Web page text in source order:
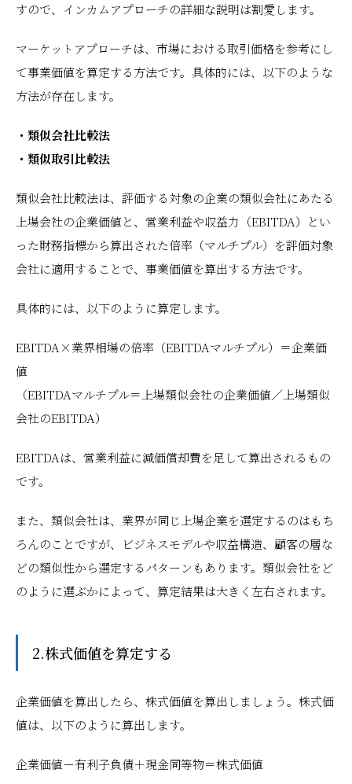
すので、インカムアプローチの詳細な説明は割愛します。
マーケットアプローチは、市場における取引価格を参考にし
て事業価値を算定する方法です。具体的には、以下のような
方法が存在します。
・類似会社比較法
・類似取引比較法
類似会社比較法は、評価する対象の企業の類似会社にあたる
上場会社の企業価値と、営業利益や収益力（EBITDA）とい
った財務指標から算出された倍率（マルチプル）を評価対象
会社に適用することで、事業価値を算出する方法です。
具体的には、以下のように算定します。
EBITDA×業界相場の倍率（EBITDAマルチプル）＝企業価
値
（EBITDAマルチプル＝上場類似会社の企業価値／上場類似
会社のEBITDA）
EBITDAは、営業利益に減価償却費を足して算出されるもの
です。
また、類似会社は、業界が同じ上場企業を選定するのはもち
ろんのことですが、ビジネスモデルや収益構造、顧客の層な
どの類似性から選定するパターンもあります。類似会社をど
のように選ぶかによって、算定結果は大きく左右されます。
2.株式価値を算定する
企業価値を算出したら、株式価値を算出しましょう。株式価
値は、以下のように算出します。
企業価値－有利子負債＋現金同等物＝株式価値